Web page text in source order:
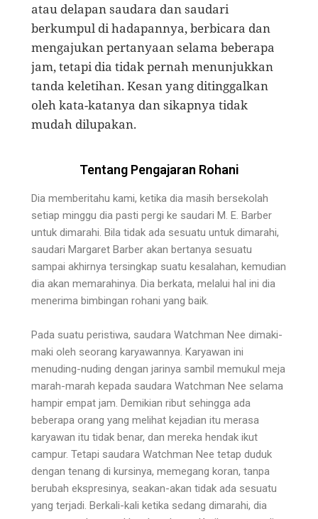
atau de­lapan saudara dan saudari
berkumpul di hadapannya, berbicara dan
mengajukan pertanyaan selama bebera­pa
jam, tetapi dia tidak pernah menunjukkan
tanda ke­letihan. Kesan yang ditinggalkan
oleh kata-katanya dan sikapnya tidak
mudah dilupakan.
Tentang Pengajaran Rohani
Dia memberitahu kami, ketika dia masih berse­kolah
setiap minggu dia pasti pergi ke saudari M. E. Barber
untuk dimarahi. Bila tidak ada sesuatu untuk dimarahi,
saudari Margaret Barber akan bertanya sesuatu
sampai akhirnya tersingkap suatu kesalahan, kemudian
dia akan memarahinya. Dia berkata, melalui hal ini dia
menerima bimbingan rohani yang baik.
Pada suatu peristiwa, saudara Watchman Nee dimaki-
maki oleh seorang karyawannya. Karyawan ini
menuding-nuding dengan jarinya sambil memukul meja
marah-marah kepada saudara Watchman Nee selama
hampir empat jam. Demikian ribut sehingga ada
beberapa orang yang melihat kejadian itu merasa
karyawan itu tidak benar, dan mereka hendak ikut
campur. Tetapi saudara Watchman Nee tetap duduk
dengan tenang di kursinya, memegang koran, tanpa
berubah ekspresinya, seakan-akan tidak ada sesuatu
yang terjadi. Berkali-kali ketika sedang dimarahi, dia